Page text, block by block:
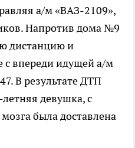
а/м «ВАЗ-2109»,
Напротив дома №9
дистанцию и
с впереди идущей а/м
В результате ДТП
девушка, с
была доставлена